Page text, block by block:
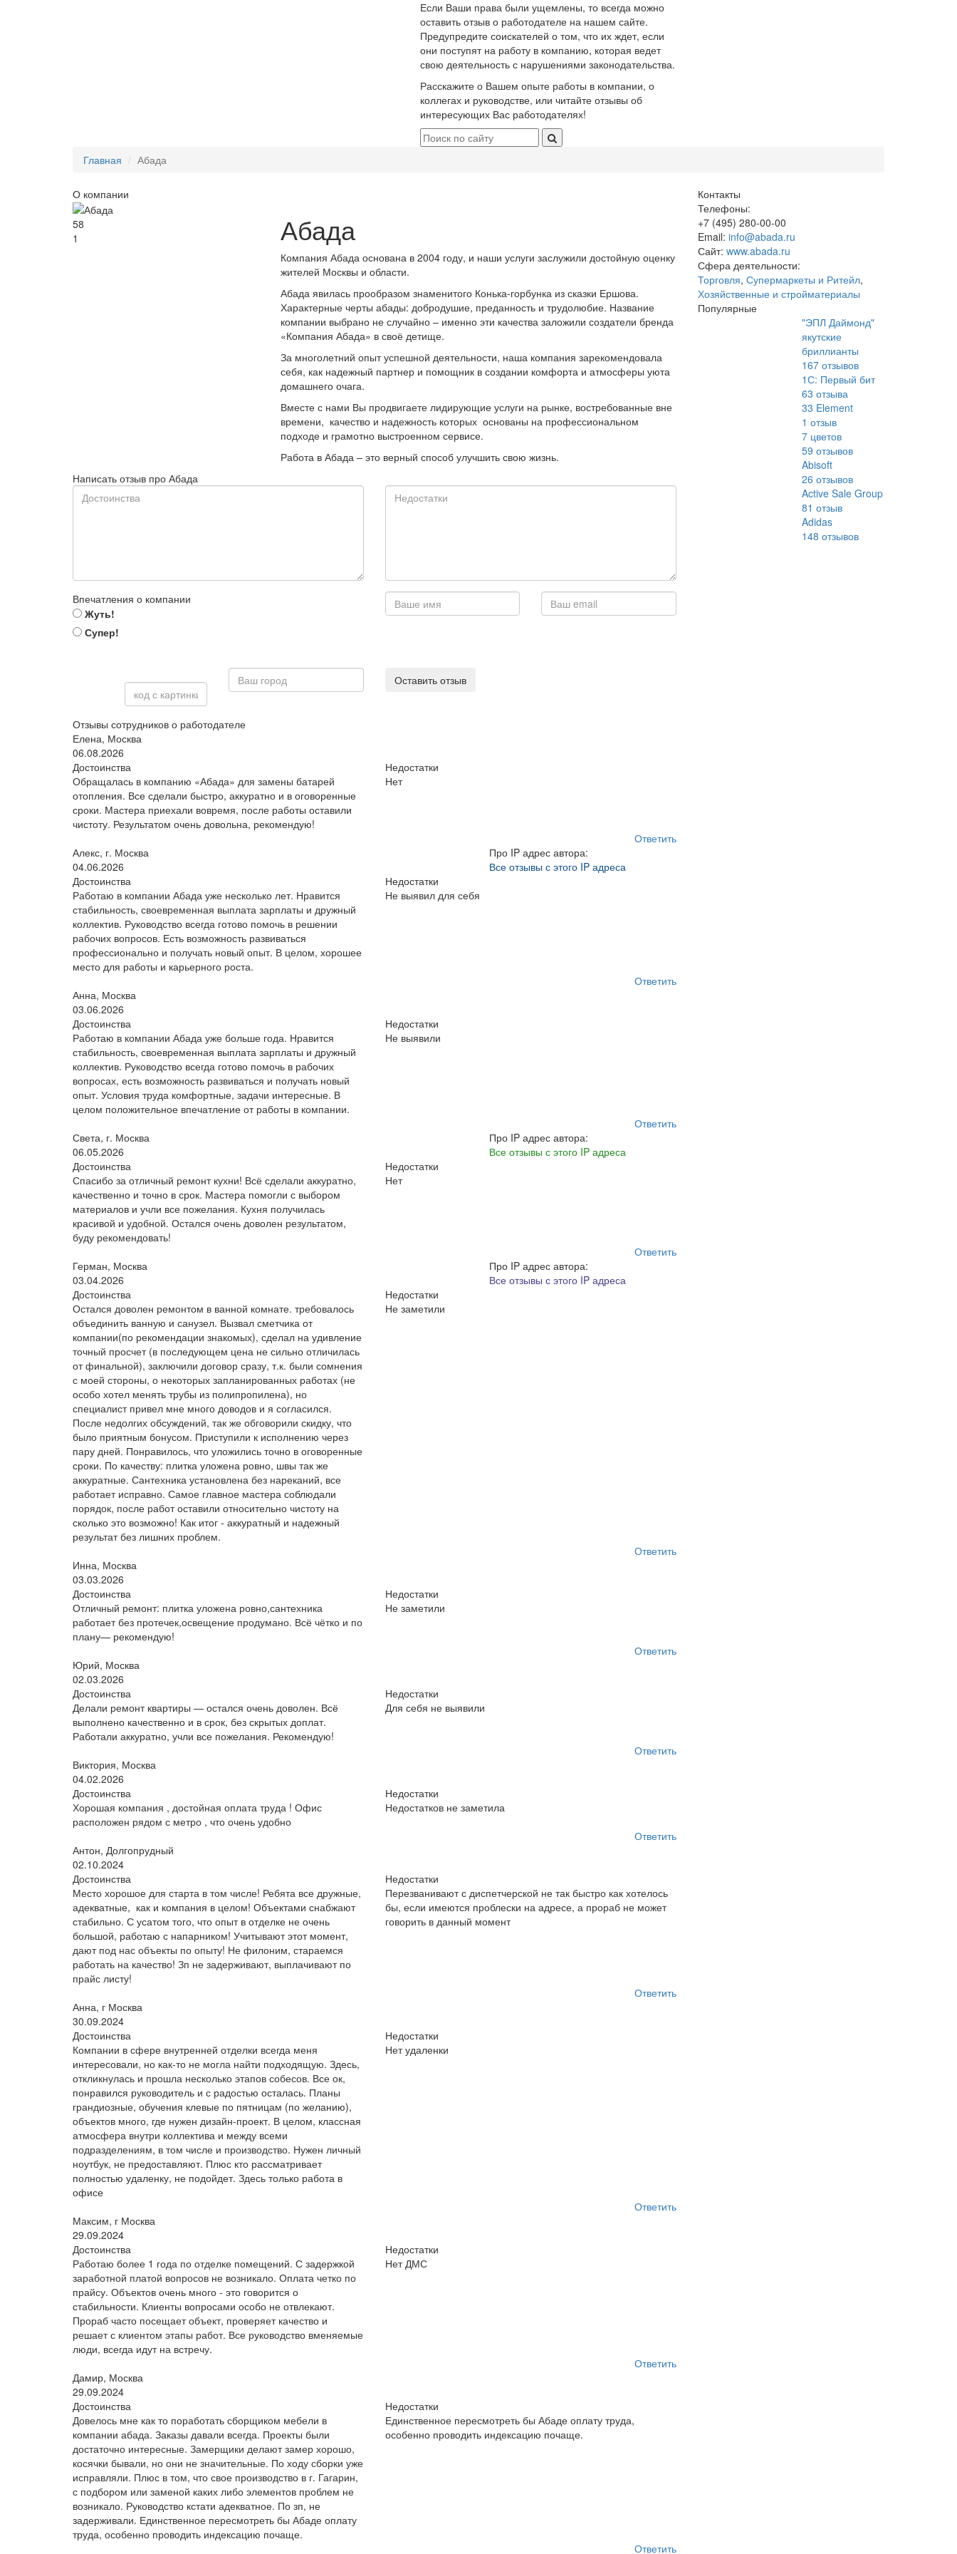
Если Ваши права были ущемлены, то всегда можно
оставить отзыв о работодателе на нашем сайте.
Предупредите соискателей о том, что их ждет, если
они поступят на работу в компанию, которая ведет
свою деятельность с нарушениями законодательства.
Расскажите о Вашем опыте работы в компании, о
коллегах и руководстве, или читайте отзывы об
интересующих Вас работодателях!
Главная Абада
О компании
58
1
Абада
Компания Абада основана в 2004 году, и наши услуги заслужили достойную оценку
жителей Москвы и области.
Абада явилась прообразом знаменитого Конька-горбунка из сказки Ершова.
Характерные черты абады: добродушие, преданность и трудолюбие. Название
компании выбрано не случайно – именно эти качества заложили создатели бренда
«Компания Абада» в своё детище.
За многолетний опыт успешной деятельности, наша компания зарекомендовала
себя, как надежный партнер и помощник в создании комфорта и атмосферы уюта
домашнего очага.
Вместе с нами Вы продвигаете лидирующие услуги на рынке, востребованные вне
времени, качество и надежность которых основаны на профессиональном
подходе и грамотно выстроенном сервисе.
Работа в Абада – это верный способ улучшить свою жизнь.
Написать отзыв про Абада
Впечатления о компании
Жуть!
Супер!
Оставить отзыв
Отзывы сотрудников о работодателе
Елена, Москва
06.08.2026
Достоинства
Обращалась в компанию «Абада» для замены батарей
отопления. Все сделали быстро, аккуратно и в оговоренные
сроки. Мастера приехали вовремя, после работы оставили
чистоту. Результатом очень довольна, рекомендую!
Недостатки
Нет
Ответить
Алекс, г. Москва
04.06.2026
Про IP адрес автора:
Все отзывы с этого IP адреса
Достоинства
Работаю в компании Абада уже несколько лет. Нравится
стабильность, своевременная выплата зарплаты и дружный
коллектив. Руководство всегда готово помочь в решении
рабочих вопросов. Есть возможность развиваться
профессионально и получать новый опыт. В целом, хорошее
место для работы и карьерного роста.
Недостатки
Не выявил для себя
Ответить
Анна, Москва
03.06.2026
Достоинства
Работаю в компании Абада уже больше года. Нравится
стабильность, своевременная выплата зарплаты и дружный
коллектив. Руководство всегда готово помочь в рабочих
вопросах, есть возможность развиваться и получать новый
опыт. Условия труда комфортные, задачи интересные. В
целом положительное впечатление от работы в компании.
Недостатки
Не выявили
Ответить
Света, г. Москва
06.05.2026
Про IP адрес автора:
Все отзывы с этого IP адреса
Достоинства
Спасибо за отличный ремонт кухни! Всё сделали аккуратно,
качественно и точно в срок. Мастера помогли с выбором
материалов и учли все пожелания. Кухня получилась
красивой и удобной. Остался очень доволен результатом,
буду рекомендовать!
Недостатки
Нет
Ответить
Герман, Москва
03.04.2026
Про IP адрес автора:
Все отзывы с этого IP адреса
Достоинства
Остался доволен ремонтом в ванной комнате. требовалось
объединить ванную и санузел. Вызвал сметчика от
компании(по рекомендации знакомых), сделал на удивление
точный просчет (в последующем цена не сильно отличилась
от финальной), заключили договор сразу, т.к. были сомнения
с моей стороны, о некоторых запланированных работах (не
особо хотел менять трубы из полипропилена), но
специалист привел мне много доводов и я согласился.
После недолгих обсуждений, так же обговорили скидку, что
было приятным бонусом. ‎Приступили к исполнению через
пару дней. Понравилось, что уложились точно в оговоренные
сроки. По качеству: плитка уложена ровно, швы так же
аккуратные. Сантехника установлена без нареканий, все
работает исправно. Самое главное мастера соблюдали
порядок, после работ оставили относительно чистоту на
сколько это возможно! Как итог - аккуратный и надежный
результат без лишних проблем.
Недостатки
Не заметили
Ответить
Инна, Москва
03.03.2026
Достоинства
Отличный ремонт: плитка уложена ровно,сантехника
работает без протечек,освещение продумано. Всё чётко и по
плану— рекомендую!
Недостатки
Не заметили
Ответить
Юрий, Москва
02.03.2026
Достоинства
Делали ремонт квартиры — остался очень доволен. Всё
выполнено качественно и в срок, без скрытых доплат.
Работали аккуратно, учли все пожелания. Рекомендую!
Недостатки
Для себя не выявили
Ответить
Виктория, Москва
04.02.2026
Достоинства
Хорошая компания , достойная оплата труда ! Офис
расположен рядом с метро , что очень удобно
Недостатки
Недостатков не заметила
Ответить
Антон, Долгопрудный
02.10.2024
Достоинства
Место хорошое для старта в том числе! Ребята все дружные,
адекватные, как и компания в целом! Объектами снабжают
стабильно. С усатом того, что опыт в отделке не очень
большой, работаю с напарником! Учитывают этот момент,
дают под нас объекты по опыту! Не филоним, стараемся
работать на качество! Зп не задерживают, выплачивают по
прайс листу!
Недостатки
Перезванивают с диспетчерской не так быстро как хотелось
бы, если имеются проблески на адресе, а прораб не может
говорить в данный момент
Ответить
Анна, г Москва
30.09.2024
Достоинства
Компании в сфере внутренней отделки всегда меня
интересовали, но как-то не могла найти подходящую. Здесь,
откликнулась и прошла несколько этапов собесов. Все ок,
понравился руководитель и с радостью осталась. Планы
грандиозные, обучения клевые по пятницам (по желанию),
объектов много, где нужен дизайн-проект. В целом, классная
атмосфера внутри коллектива и между всеми
подразделениям, в том числе и производство. Нужен личный
ноутбук, не предоставляют. Плюс кто рассматривает
полностью удаленку, не подойдет. Здесь только работа в
офисе
Недостатки
Нет удаленки
Ответить
Максим, г Москва
29.09.2024
Достоинства
Работаю более 1 года по отделке помещений. С задержкой
заработной платой вопросов не возникало. Оплата четко по
прайсу. Объектов очень много - это говорится о
стабильности. Клиенты вопросами особо не отвлекают.
Прораб часто посещает объект, проверяет качество и
решает с клиентом этапы работ. Все руководство вменяемые
люди, всегда идут на встречу.
Недостатки
Нет ДМС
Ответить
Дамир, Москва
29.09.2024
Достоинства
Довелось мне как то поработать сборщиком мебели в
компании абада. Заказы давали всегда. Проекты были
достаточно интересные. Замерщики делают замер хорошо,
косячки бывали, но они не значительные. По ходу сборки уже
исправляли. Плюс в том, что свое производство в г. Гагарин,
с подбором или заменой каких либо элементов проблем не
возникало. Руководство кстати адекватное. По зп, не
задерживали. Единственное пересмотреть бы Абаде оплату
труда, особенно проводить индексацию почаще.
Недостатки
Единственное пересмотреть бы Абаде оплату труда,
особенно проводить индексацию почаще.
Ответить
Контакты
Телефоны:
+7 (495) 280-00-00
Email: info@abada.ru
Сайт: www.abada.ru
Сфера деятельности:
Торговля, Супермаркеты и Ритейл,
Хозяйственные и стройматериалы
Популярные
"ЭПЛ Даймонд"
якутские
бриллианты
167отзывов
1С: Первый бит
63 отзыва
33 Element
1 отзыв
7 цветов
59 отзывов
Abisoft
26 отзывов
Active Sale Group
81 отзыв
Adidas
148 отзывов